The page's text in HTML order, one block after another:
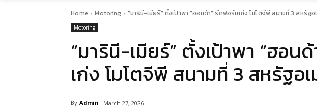
Home Motoring "มารินี-เมียร์" ตั้งเป้าพา "ฮอนด้า" รีดฟอร์มเก่ง โมโตจีพี สนามที่ 3 สหรัฐอ
Motoring
“มารินี-เมียร์” ตั้งเป้าพา “ฮอน
เก่ง โมโตจีพี สนามที่ 3 สหรัฐอ
By Admin March 27, 2026